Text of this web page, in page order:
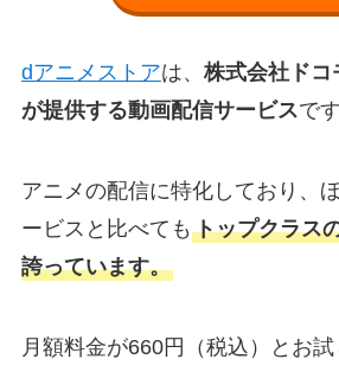
dアニメストアは、 株式会社ドコ
が提供する動画配信サービスです
アニメの配信に特化しており、
ービスと比べても トップクラス
誇っています。
月額料金が660円（税込）とお